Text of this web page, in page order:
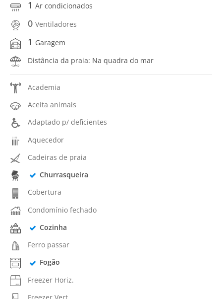
1 Ar condicionados
0 Ventiladores
1 Garagem
Distância da praia: Na quadra do mar
Academia
Aceita animais
Adaptado p/ deficientes
Aquecedor
Cadeiras de praia
Churrasqueira
Cobertura
Condomínio fechado
Cozinha
Ferro passar
Fogão
Freezer Horiz.